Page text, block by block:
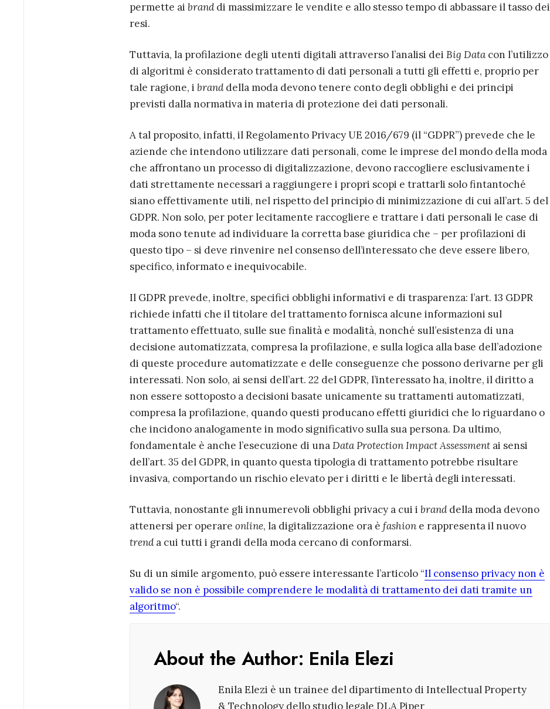
permette ai branddi massimizzare le vendite e allo stesso tempo di abbassare il tasso dei
resi.
Tuttavia, la profilazione degli utenti digitali attraverso l’analisi dei Big Datacon l’utilizzo
di algoritmi è considerato trattamento di dati personali a tutti gli effetti e, proprio per
tale ragione, i branddella moda devono tenere conto degli obblighi e dei principi
previsti dalla normativa in materia di protezione dei dati personali.
A tal proposito, infatti, il Regolamento Privacy UE 2016/679 (il “GDPR”) prevede che le
aziende che intendono utilizzare dati personali, come le imprese del mondo della moda
che affrontano un processo di digitalizzazione, devono raccogliere esclusivamente i
dati strettamente necessari a raggiungere i propri scopi e trattarli solo fintantoché
siano effettivamente utili, nel rispetto del principio di minimizzazione di cui all’art. 5 del
GDPR. Non solo, per poter lecitamente raccogliere e trattare i dati personali le case di
moda sono tenute ad individuare la corretta base giuridica che – per profilazioni di
questo tipo – si deve rinvenire nel consenso dell’interessato che deve essere libero,
specifico, informato e inequivocabile.
Il GDPR prevede, inoltre, specifici obblighi informativi e di trasparenza: l’art. 13 GDPR
richiede infatti che il titolare del trattamento fornisca alcune informazioni sul
trattamento effettuato, sulle sue finalità e modalità, nonché sull’esistenza di una
decisione automatizzata, compresa la profilazione, e sulla logica alla base dell’adozione
di queste procedure automatizzate e delle conseguenze che possono derivarne per gli
interessati. Non solo, ai sensi dell’art. 22 del GDPR, l’interessato ha, inoltre, il diritto a
non essere sottoposto a decisioni basate unicamente su trattamenti automatizzati,
compresa la profilazione, quando questi producano effetti giuridici che lo riguardano o
che incidono analogamente in modo significativo sulla sua persona. Da ultimo,
fondamentale è anche l’esecuzione di unaData Protection Impact Assessment ai sensi
dell’art. 35 del GDPR, in quanto questa tipologia di trattamento potrebbe risultare
invasiva, comportando un rischio elevato per i diritti e le libertà degli interessati.
Tuttavia, nonostante gli innumerevoli obblighi privacy a cui i branddella moda devono
attenersi per operare online, la digitalizzazione ora è fashion e rappresenta il nuovo
trenda cui tutti i grandi della moda cercano di conformarsi.
Su di un simile argomento, può essere interessante l’articolo “Il consenso privacy non è
valido se non è possibile comprendere le modalità di trattamento dei dati tramite un
algoritmo“.
About the Author: Enila Elezi
Enila Elezi è un trainee del dipartimento di Intellectual Property
& Technology dello studio legale DLA Piper